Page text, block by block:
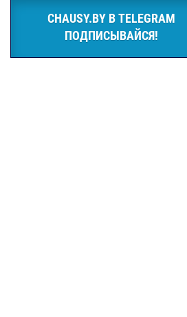
CHAUSY.BY В TELEGRAM
ПОДПИСЫВАЙСЯ!